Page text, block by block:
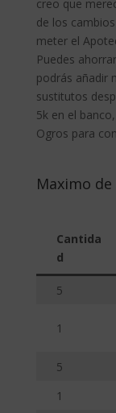
creo que
de los
meter el
Puedes
podrás añadir
sustitutos
5k en el
Ogros para
Maximo
Cantida
d
5
1
5
1